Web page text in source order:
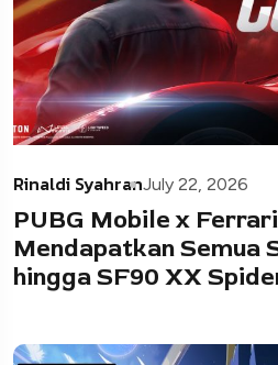
Rinaldi SyahranJuly 22, 2026
PUBG Mobile x
Mendapatkan Semua
hingga SF90 XX